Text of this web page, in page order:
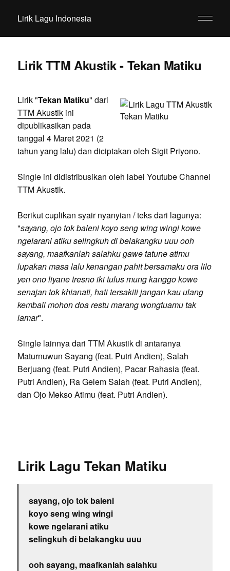
Lirik Lagu Indonesia
Lirik TTM Akustik - Tekan Matiku
Lirik "Tekan Matiku" dari
TTM Akustikini
dipublikasikan pada
tanggal 4 Maret 2021 (2
tahun yang lalu) dan diciptakan oleh Sigit Priyono.
Single ini didistribusikan oleh label Youtube Channel
TTM Akustik.
Berikut cuplikan syair nyanyian / teks dari lagunya:
"sayang, ojo tok baleni koyo seng wing wingi kowe
ngelarani atiku selingkuh di belakangku uuu ooh
sayang, maafkanlah salahku gawe tatune atimu
lupakan masa lalu kenangan pahit bersamaku ora lilo
yen ono liyane tresno iki tulus mung kanggo kowe
senajan tok khianati, hati tersakiti jangan kau ulang
kembali mohon doa restu marang wongtuamu tak
lamar".
Single lainnya dari TTM Akustik di antaranya
Maturnuwun Sayang (feat. Putri Andien), Salah
Berjuang (feat. Putri Andien), Pacar Rahasia (feat.
Putri Andien), Ra Gelem Salah (feat. Putri Andien),
dan Ojo Mekso Atimu (feat. Putri Andien).
Lirik Lagu Tekan Matiku
sayang, ojo tok baleni
koyo seng wing wingi
kowe ngelarani atiku
selingkuh di belakangku uuu
ooh sayang, maafkanlah salahku